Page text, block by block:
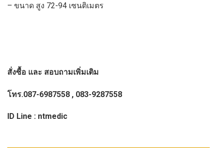
– ขนาด สูง 72-94 เซนติเมตร
สั่งซื้อ และ สอบถามเพิ่มเติม
โทร.087-6987558 , 083-9287558
ID Line : ntmedic